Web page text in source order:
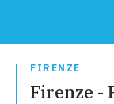
FIRENZE
Firenze -